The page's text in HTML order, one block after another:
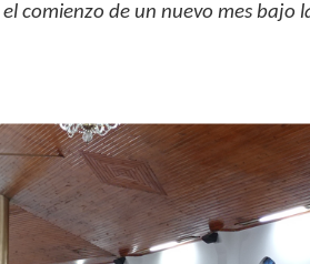
comienzo de un nuevo mes bajo